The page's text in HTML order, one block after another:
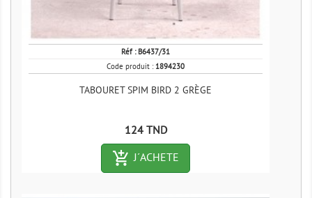
Réf : B6437/31
Code produit : 1894230
TABOURET SPIM BIRD 2 GRÈGE
Prix
124 TND
add_shopping_cart-outlined
J´ACHETE